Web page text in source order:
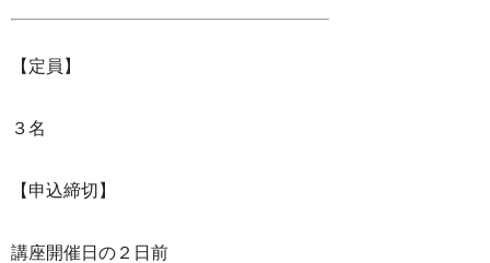
【定員】
３名
【申込締切】
講座開催日の２日前